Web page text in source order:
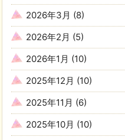
2026年3月 (8)
2026年2月 (5)
2026年1月 (10)
2025年12月 (10)
2025年11月 (6)
2025年10月 (10)